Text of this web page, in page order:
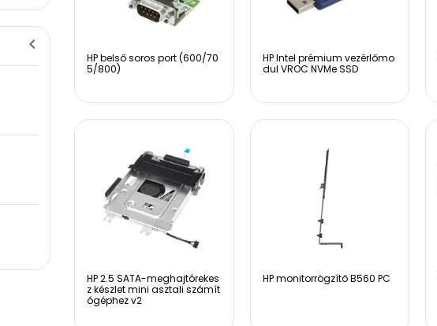
HP belső soros port (600/70
5/800)
HP Intel prémium vezérlőmo
dul VROC NVMe SSD
HP 2.5 SATA-meghajtórekes
z készlet mini asztali számít
ógéphez v2
HP monitorrögzítő B560 PC